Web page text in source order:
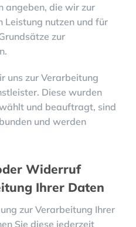
angeben, die wir zur
Leistung nutzen und für
zur
uns zur Verarbeitung
Diese wurden
und beauftragt, sind
und werden
Widerruf
Ihrer Daten
zur Verarbeitung Ihrer
Sie diese jederzeit